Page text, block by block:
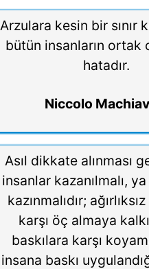
Arzulara kesin bir sınır
bütün insanların ortak
hatadır.
Niccolo
Asıl dikkate alınması
insanlar kazanılmalı,
kazınmalıdır;
karşı öç almaya
baskılara karşı
insana baskı